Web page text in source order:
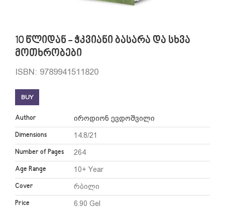
10 წლიდან - ჭკვიანი ბასარა და სხვა
მოთხრობები
ISBN: 9789941511820
BUY
Author იროდიონ ევდოშვილი
Dimensions 14.8/21
Number of Pages 264
Age Range 10+ Year
Cover რბილი
Price 6.90 Gel